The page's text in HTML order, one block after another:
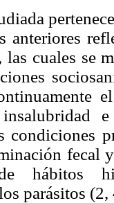
anteriores
las cuales se
condiciones
fecal
hábitos
parásitos (2,